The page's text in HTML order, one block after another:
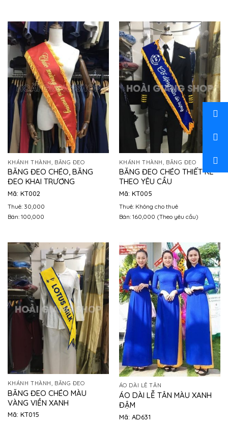
KHÁNH THÀNH, BĂNG ĐEO
BĂNG ĐEO CHÉO, BĂNG
ĐEO KHAI TRƯƠNG
Mã: KT002
Thuê: 30,000
Bán: 100,000
KHÁNH THÀNH, BĂNG ĐEO
BĂNG ĐEO CHÉO THIẾT KẾ
THEO YÊU CẦU
Mã: KT005
Thuê: Không cho thuê
Bán: 160,000 (Theo yêu cầu)
KHÁNH THÀNH, BĂNG ĐEO
BĂNG ĐEO CHÉO MÀU
VÀNG VIỀN XANH
Mã: KT015
ÁO DÀI LỄ TÂN
ÁO DÀI LỄ TÂN MÀU XANH
ĐẬM
Mã: AD631